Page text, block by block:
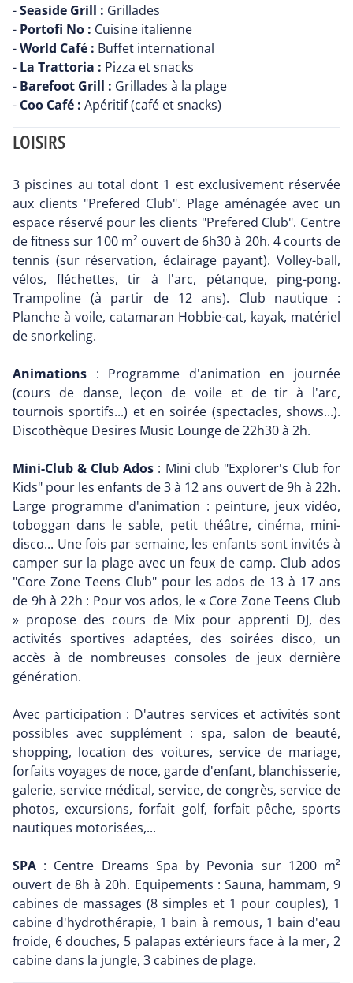
-Seaside Grill : Grillades
- Portofi No : Cuisine italienne
-World Café : Buffet international
- La Trattoria : Pizza et snacks
- Barefoot Grill : Grillades à la plage
- Coo Café : Apéritif (café et snacks)
LOISIRS
3 piscines au total dont 1 est exclusivement réservée
aux clients "Prefered Club". Plage aménagée avec un
espace réservé pour les clients "Prefered Club". Centre
de fitness sur 100 m² ouvert de 6h30 à 20h. 4 courts de
tennis (sur réservation, éclairage payant). Volley-ball,
vélos, fléchettes, tir à l'arc, pétanque, ping-pong.
Trampoline (à partir de 12 ans). Club nautique :
Planche à voile, catamaran Hobbie-cat, kayak, matériel
de snorkeling.
Animations : Programme d'animation en journée
(cours de danse, leçon de voile et de tir à l'arc,
tournois sportifs...) et en soirée (spectacles, shows...).
Discothèque Desires Music Lounge de 22h30 à 2h.
Mini-Club & Club Ados : Mini club "Explorer's Club for
Kids" pour les enfants de 3 à 12 ans ouvert de 9h à 22h.
Large programme d'animation : peinture, jeux vidéo,
toboggan dans le sable, petit théâtre, cinéma, mini-
disco... Une fois par semaine, les enfants sont invités à
camper sur la plage avec un feux de camp. Club ados
"Core Zone Teens Club" pour les ados de 13 à 17 ans
de 9h à 22h : Pour vos ados, le « Core Zone Teens Club
» propose des cours de Mix pour apprenti DJ, des
activités sportives adaptées, des soirées disco, un
accès à de nombreuses consoles de jeux dernière
génération.
Avec participation : D'autres services et activités sont
possibles avec supplément : spa, salon de beauté,
shopping, location des voitures, service de mariage,
forfaits voyages de noce, garde d'enfant, blanchisserie,
galerie, service médical, service, de congrès, service de
photos, excursions, forfait golf, forfait pêche, sports
nautiques motorisées,...
SPA : Centre Dreams Spa by Pevonia sur 1200 m²
ouvert de 8h à 20h. Equipements : Sauna, hammam, 9
cabines de massages (8 simples et 1 pour couples), 1
cabine d'hydrothérapie, 1 bain à remous, 1 bain d'eau
froide, 6 douches, 5 palapas extérieurs face à la mer, 2
cabine dans la jungle, 3 cabines de plage.